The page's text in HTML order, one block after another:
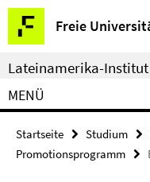
Springe
direkt
zu
Inhalt
Freie
Service-
Navigation
Lateinamerika-Institut
MENÜ
Startseite Studium
Promotionsprogramm